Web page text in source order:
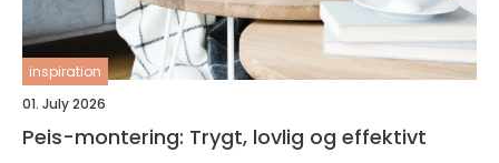
inspiration
01. July 2026
Peis-montering: Trygt, lovlig og effektivt